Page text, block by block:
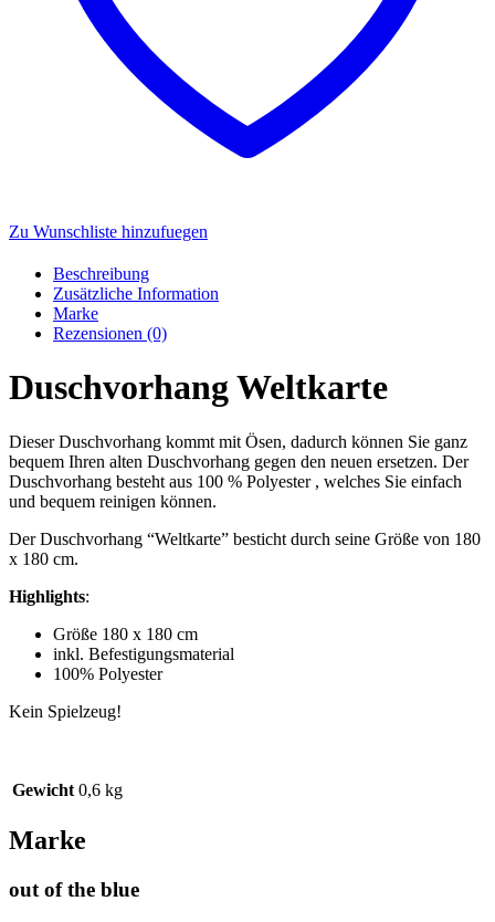
Zu Wunschliste hinzufuegen
Beschreibung
Zusätzliche Information
Marke
Rezensionen (0)
Duschvorhang Weltkarte
Dieser Duschvorhang kommt mit Ösen, dadurch können Sie ganz
bequem Ihren alten Duschvorhang gegen den neuen ersetzen. Der
Duschvorhang besteht aus 100 % Polyester , welches Sie einfach
und bequem reinigen können.
Der Duschvorhang “Weltkarte” besticht durch seine Größe von 180
x 180 cm.
Highlights:
Größe 180 x 180 cm
inkl. Befestigungsmaterial
100% Polyester
Kein Spielzeug!
Gewicht 0,6 kg
Marke
out of the blue